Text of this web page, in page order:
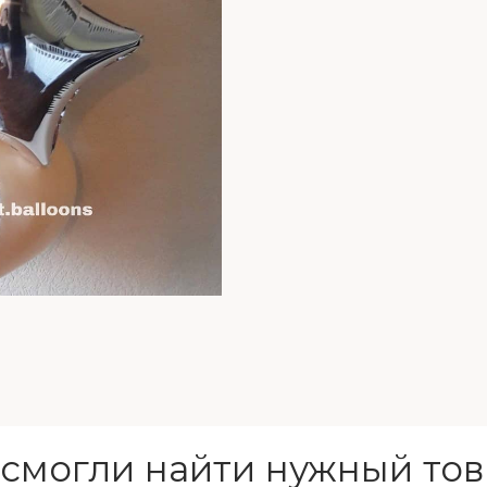
найти нужный